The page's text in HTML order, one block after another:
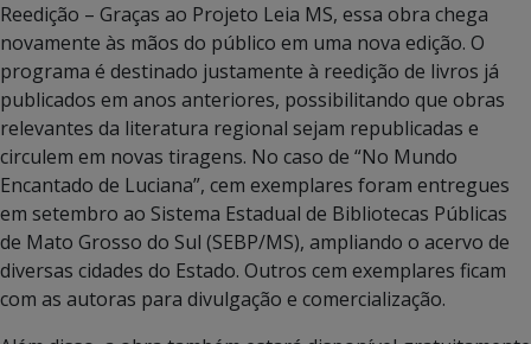
Reedição – Graças ao Projeto Leia MS, essa obra chega
novamente às mãos do público em uma nova edição. O
programa é destinado justamente à reedição de livros já
publicados em anos anteriores, possibilitando que obras
relevantes da literatura regional sejam republicadas e
circulem em novas tiragens. No caso de “No Mundo
Encantado de Luciana”, cem exemplares foram entregues
em setembro ao Sistema Estadual de Bibliotecas Públicas
de Mato Grosso do Sul (SEBP/MS), ampliando o acervo de
diversas cidades do Estado. Outros cem exemplares ficam
com as autoras para divulgação e comercialização.